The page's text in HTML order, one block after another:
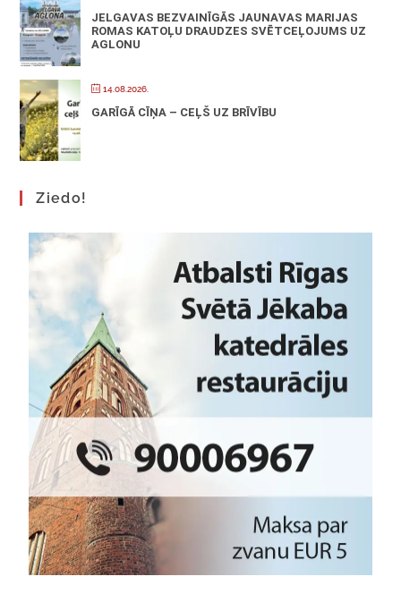
JELGAVAS BEZVAINĪGĀS JAUNAVAS MARIJAS
ROMAS KATOĻU DRAUDZES SVĒTCEĻOJUMS UZ
AGLONU
14.08.2026.
GARĪGĀ CĪŅA – CEĻŠ UZ BRĪVĪBU
Ziedo!